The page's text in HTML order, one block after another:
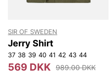
SIR OF SWEDEN
Jerry Shirt
37 38 39 40 41 42 43 44
569 DKK 989.00 DKK